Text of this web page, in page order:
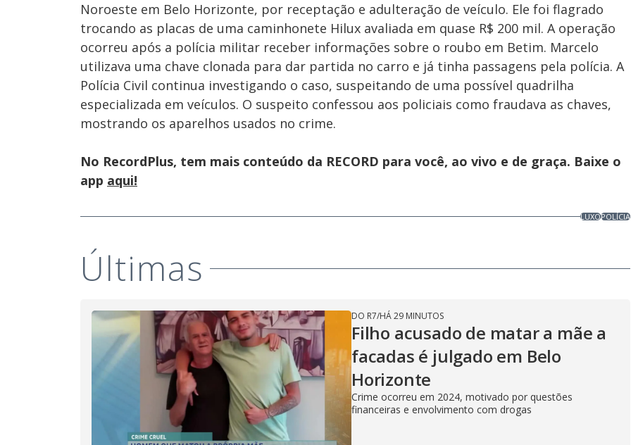
Noroeste em Belo Horizonte, por receptação e adulteração de veículo. Ele foi flagrado
trocando as placas de uma caminhonete Hilux avaliada em quase R$ 200 mil. A operação
ocorreu após a polícia militar receber informações sobre o roubo em Betim. Marcelo
utilizava uma chave clonada para dar partida no carro e já tinha passagens pela polícia. A
Polícia Civil continua investigando o caso, suspeitando de uma possível quadrilha
especializada em veículos. O suspeito confessou aos policiais como fraudava as chaves,
mostrando os aparelhos usados no crime.
No RecordPlus, tem mais conteúdo da RECORD para você, ao vivo e de graça. Baixe o
app aqui!
LUXOPOLÍCIA
Últimas
DO R7/HÁ 29 MINUTOS
Filho acusado de matar a mãe a
facadas é julgado em Belo
Horizonte
Crime ocorreu em 2024, motivado por questões
financeiras e envolvimento com drogas